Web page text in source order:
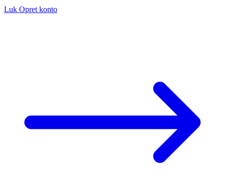
Luk Opret konto